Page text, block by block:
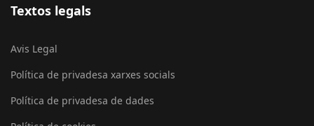
Textos legals
Avis Legal
Política de privadesa xarxes socials
Política de privadesa de dades